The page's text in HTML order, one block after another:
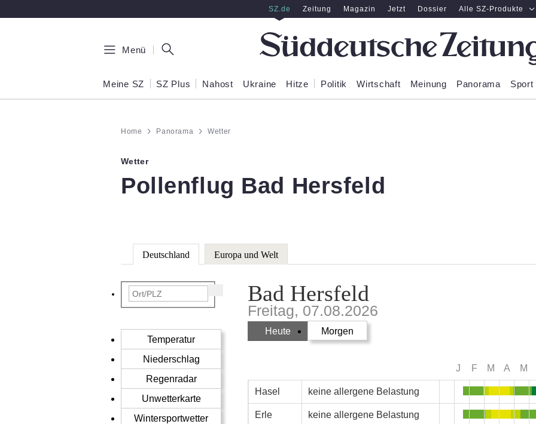
SZ.de Zeitung Magazin Jetzt Dossier Alle SZ-Produkte
Menü
Meine SZ SZ Plus Nahost Ukraine Hitze Politik Wirtschaft Meinung Panorama Sport
Home Panorama Wetter
Wetter
Pollenflug Bad Hersfeld
Deutschland Europa und Welt
Temperatur
Niederschlag
Regenradar
Unwetterkarte
Wintersportwetter
Bad Hersfeld
Freitag, 07.08.2026
Heute Morgen
J F M A M
Hasel keine allergene Belastung
Erle keine allergene Belastung